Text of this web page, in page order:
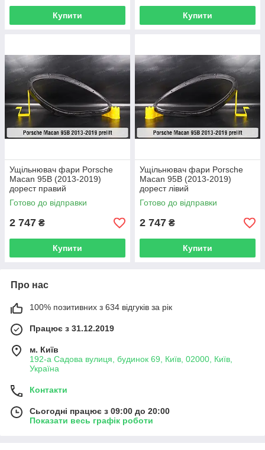
Купити Купити
Ущільнювач фари Porsche
Macan 95B (2013-2019)
дорест правий
Готово до відправки
2 747 ₴
Купити
Ущільнювач фари Porsche
Macan 95B (2013-2019)
дорест лівий
Готово до відправки
2 747 ₴
Купити
Про нас
100% позитивних з 634 відгуків за рік
Працює з 31.12.2019
м. Київ
192-а Садова вулиця, будинок 69, Київ, 02000, Київ,
Україна
Контакти
Сьогодні працює з 09:00 до 20:00
Показати весь графік роботи